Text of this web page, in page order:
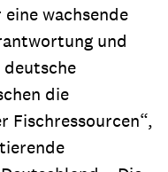
wachsende
und
die
Fischressourcen“,